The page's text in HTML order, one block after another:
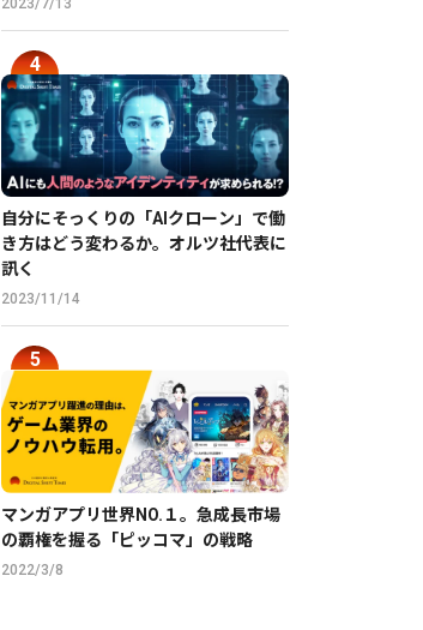
自分にそっくりの「AIクローン」で働
き方はどう変わるか。オルツ社代表に
訊く
2023/11/14
マンガアプリ世界NO.１。急成長市場
の覇権を握る「ピッコマ」の戦略
2022/3/8